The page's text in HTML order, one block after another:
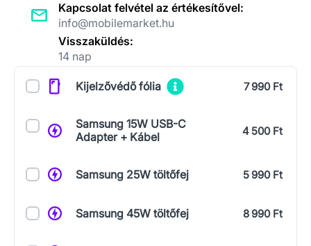
Kapcsolat felvétel az értékesítővel:
info@mobilemarket.hu
Visszaküldés:
14 nap
KiegészítőkKijelzővédő fólia 7 990 Ft
Samsung 15W USB-C
Adapter + Kábel
4 500 Ft
Samsung 25W töltőfej 5 990 Ft
Samsung 45W töltőfej 8 990 Ft